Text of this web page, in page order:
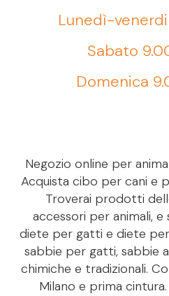
Lunedì-
Sabato
Domenica
Negozio online per
Acquista cibo per cani e
Troverai prodotti
accessori per animali,
diete per gatti e diete
sabbie per gatti, sabbie
chimiche e tradizionali.
Milano e prima